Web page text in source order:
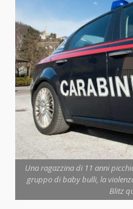
Una ragazzina di 11 anni
gruppo di baby bulli, la
Blitz